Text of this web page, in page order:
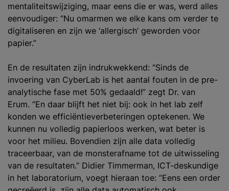
mentaliteitswijziging, maar eens die er was, werd alles
eenvoudiger: “Nu omarmen we elke kans om verder te
digitaliseren en zijn we ‘allergisch’ geworden voor
papier.”
En de resultaten zijn indrukwekkend: “Sinds de
invoering van CyberLab is het aantal fouten in de pre-
analytische fase met 50% gedaald!” zegt Dr. van
Erum. “En daar blijft het niet bij: ook in het lab zelf
konden we efficiëntieverbeteringen optekenen. We
kunnen nu volledig papierloos werken, wat beter is
voor het milieu. Bovendien zijn alle data volledig
traceerbaar, van de monsterafname tot de uitwisseling
van de resultaten.” Didier Timmerman, ICT-deskundige
in het laboratorium, voegt hieraan toe: “Eens een order